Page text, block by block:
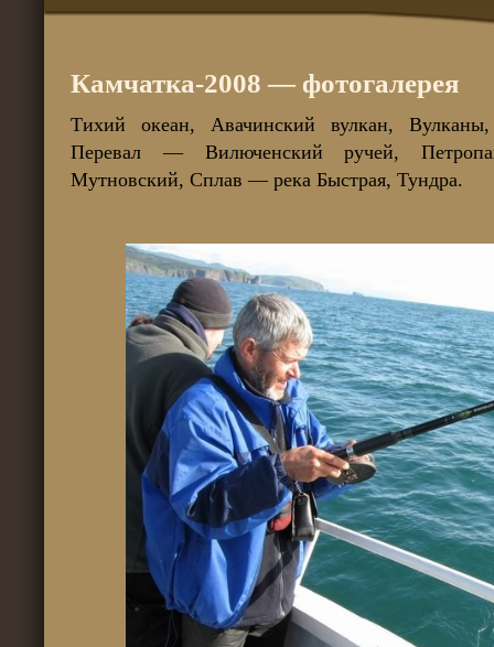
Камчатка-2008 — фотогалерея
Тихий океан, Авачинский вулкан,
Перевал — Вилюченский ручей,
Мутновский, Сплав — река Быстрая, Тундра.